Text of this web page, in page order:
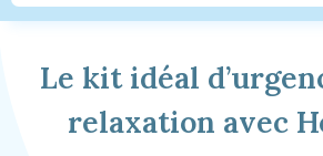
Le kit idéal
relaxation avec